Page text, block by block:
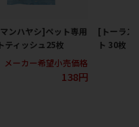
ンハヤシ]ペット専用
ティッシュ25枚
メーカー希望小売価格
138円
[トーラス
ト 30枚